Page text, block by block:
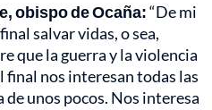
obispo de Ocaña:“De mi
salvar vidas, o sea,
que la guerra y la violencia
final nos interesan todas las
unos pocos. Nos interesa